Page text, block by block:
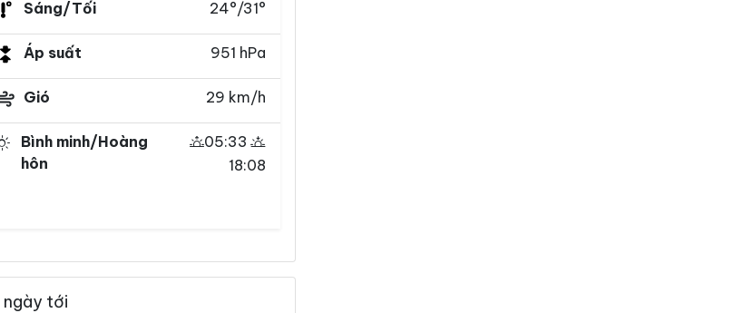
Sáng/Tối 24°/31°
Áp suất 951 hPa
Gió 29 km/h
Bình minh/Hoàng
hôn
05:33
18:08
ngày tới